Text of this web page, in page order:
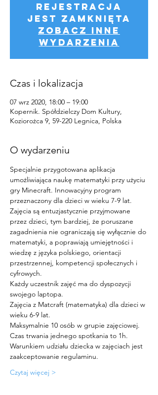
Rejestracja
jest zamknięta
Zobacz inne
wydarzenia
Czas i lokalizacja
07 wrz 2020, 18:00 – 19:00
Kopernik. Spółdzielczy Dom Kultury,
Koziorożca 9, 59-220 Legnica, Polska
O wydarzeniu
Specjalnie przygotowana aplikacja
umożliwiająca naukę matematyki przy użyciu
gry Minecraft. Innowacyjny program
przeznaczony dla dzieci w wieku 7-9 lat.
Zajęcia są entuzjastycznie przyjmowane
przez dzieci, tym bardziej, że poruszane
zagadnienia nie ograniczają się wyłącznie do
matematyki, a poprawiają umiejętności i
wiedzę z języka polskiego, orientacji
przestrzennej, kompetencji społecznych i
cyfrowych.
Każdy uczestnik zajęć ma do dyspozycji
swojego laptopa.
Zajęcia z Matcraft (matematyka) dla dzieci w
wieku 6-9 lat.
Maksymalnie 10 osób w grupie zajęciowej.
Czas trwania jednego spotkania to 1h.
Warunkiem udziału dziecka w zajęciach jest
zaakceptowanie regulaminu.
Czytaj więcej >